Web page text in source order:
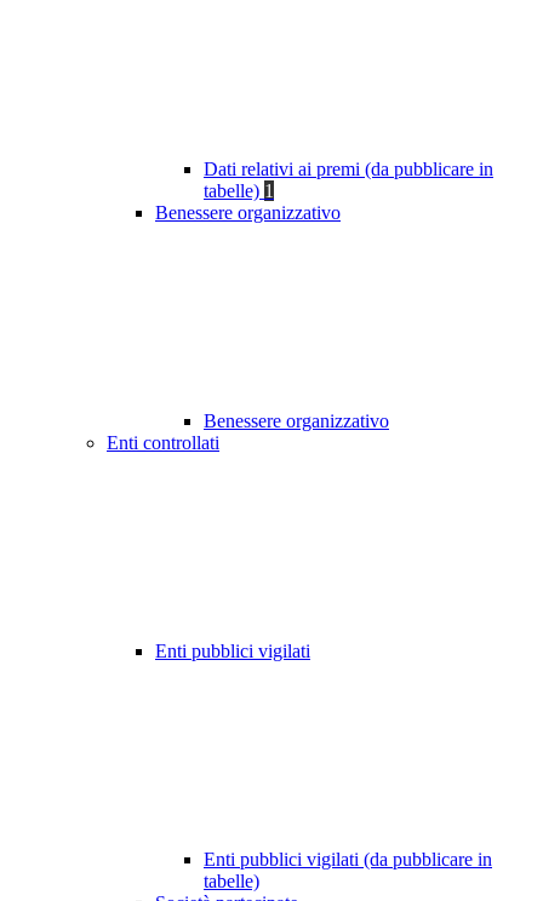
Dati relativi ai premi (da pubblicare in
tabelle) 1
Benessere organizzativo
Benessere organizzativo
Enti controllati
Enti pubblici vigilati
Enti pubblici vigilati (da pubblicare in
tabelle)